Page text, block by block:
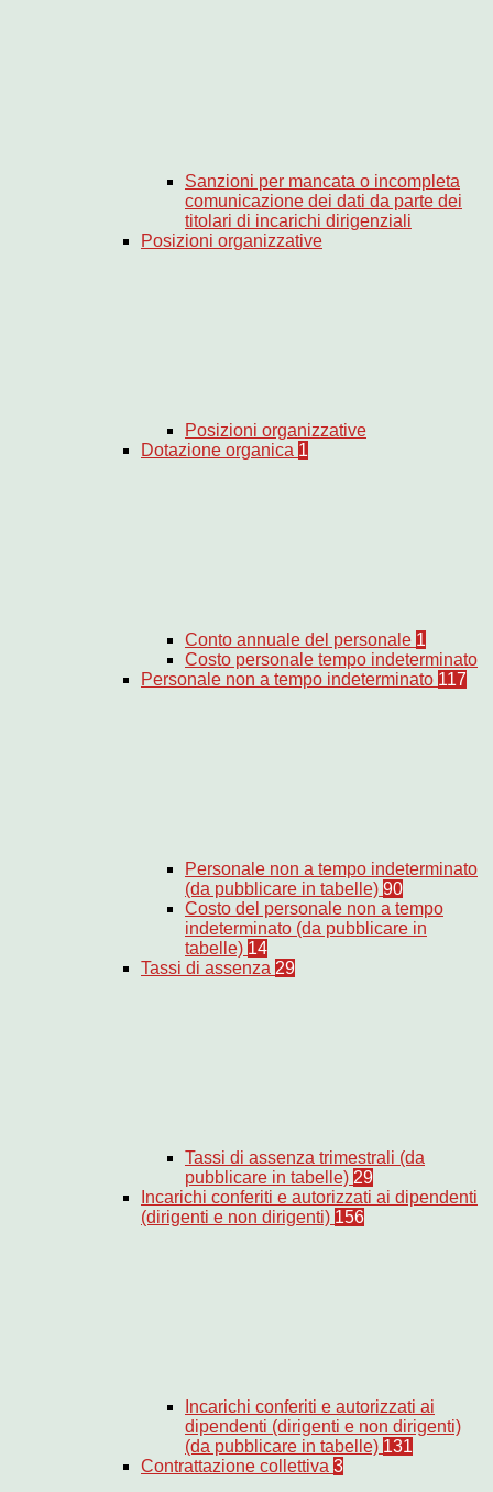
Sanzioni per mancata o incompleta
comunicazione dei dati da parte dei
titolari di incarichi dirigenziali
Posizioni organizzative
Posizioni organizzative
Dotazione organica 1
Conto annuale del personale 1
Costo personale tempo indeterminato
Personale non a tempo indeterminato 117
Personale non a tempo indeterminato
(da pubblicare in tabelle) 90
Costo del personale non a tempo
indeterminato (da pubblicare in
tabelle) 14
Tassi di assenza 29
Tassi di assenza trimestrali (da
pubblicare in tabelle) 29
Incarichi conferiti e autorizzati ai dipendenti
(dirigenti e non dirigenti) 156
Incarichi conferiti e autorizzati ai
dipendenti (dirigenti e non dirigenti)
(da pubblicare in tabelle) 131
Contrattazione collettiva 3